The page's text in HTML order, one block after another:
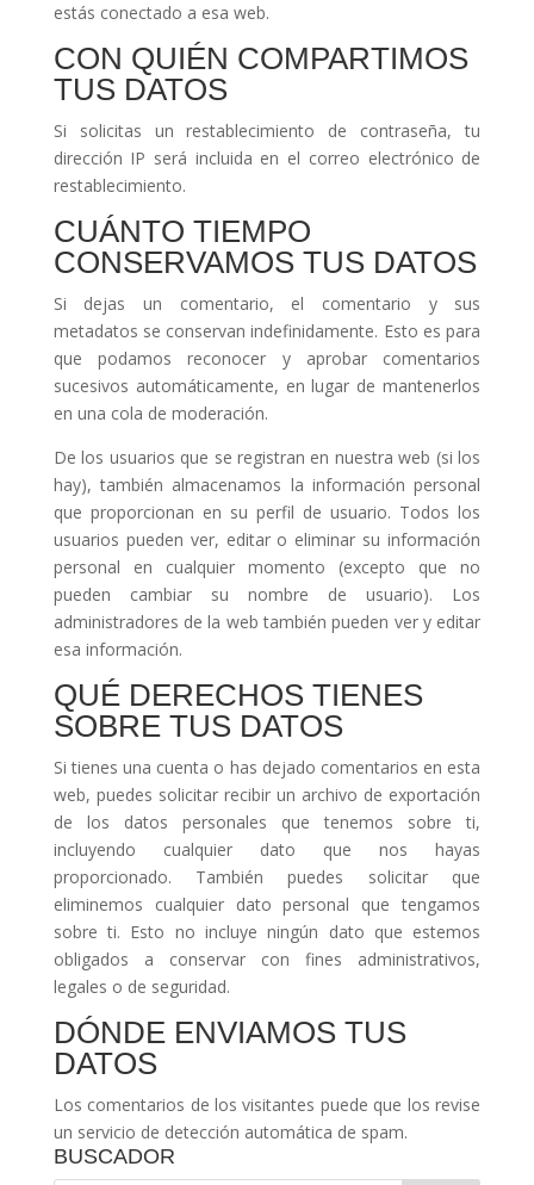
estás conectado a esa web.
CON QUIÉN COMPARTIMOS
TUS DATOS
Si solicitas un restablecimiento de contraseña, tu
dirección IP será incluida en el correo electrónico de
restablecimiento.
CUÁNTO TIEMPO
CONSERVAMOS TUS DATOS
Si dejas un comentario, el comentario y sus
metadatos se conservan indefinidamente. Esto es para
que podamos reconocer y aprobar comentarios
sucesivos automáticamente, en lugar de mantenerlos
en una cola de moderación.
De los usuarios que se registran en nuestra web (si los
hay), también almacenamos la información personal
que proporcionan en su perfil de usuario. Todos los
usuarios pueden ver, editar o eliminar su información
personal en cualquier momento (excepto que no
pueden cambiar su nombre de usuario). Los
administradores de la web también pueden ver y editar
esa información.
QUÉ DERECHOS TIENES
SOBRE TUS DATOS
Si tienes una cuenta o has dejado comentarios en esta
web, puedes solicitar recibir un archivo de exportación
de los datos personales que tenemos sobre ti,
incluyendo cualquier dato que nos hayas
proporcionado. También puedes solicitar que
eliminemos cualquier dato personal que tengamos
sobre ti. Esto no incluye ningún dato que estemos
obligados a conservar con fines administrativos,
legales o de seguridad.
DÓNDE ENVIAMOS TUS
DATOS
Los comentarios de los visitantes puede que los revise
un servicio de detección automática de spam.
BUSCADOR